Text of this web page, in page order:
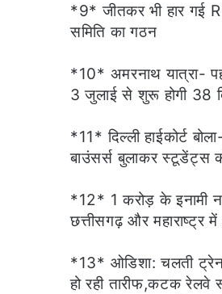
*9* जीतकर भी हार गई
समिति का गठन
*10* अमरनाथ यात्रा-
3 जुलाई से शुरू होगी 38
*11* दिल्ली हाईकोर्ट
बाउंसर्स बुलाकर स्टूडेंट्स
*12* 1 करोड़ के इनामी
छत्तीसगढ़ और महाराष्ट्र
*13* ओडिशा: चलती ट्रेन
हो रही तारीफ,कटक रेलवे